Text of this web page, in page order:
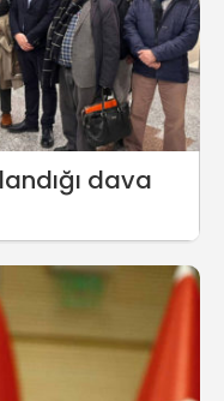
dava